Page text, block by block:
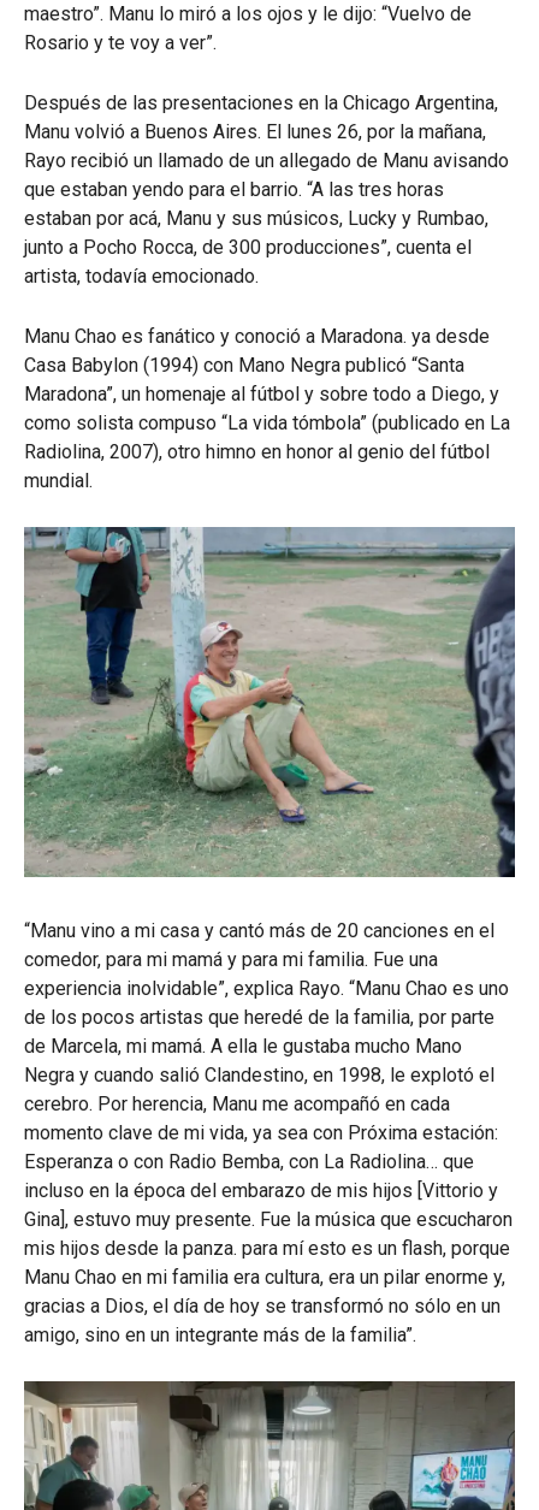
maestro”. Manu lo miró a los ojos y le dijo: “Vuelvo de
Rosario y te voy a ver”.
Después de las presentaciones en la Chicago Argentina,
Manu volvió a Buenos Aires. El lunes 26, por la mañana,
Rayo recibió un llamado de un allegado de Manu avisando
que estaban yendo para el barrio. “A las tres horas
estaban por acá, Manu y sus músicos, Lucky y Rumbao,
junto a Pocho Rocca, de 300 producciones”, cuenta el
artista, todavía emocionado.
Manu Chao es fanático y conoció a Maradona. ya desde
Casa Babylon (1994) con Mano Negra publicó “Santa
Maradona”, un homenaje al fútbol y sobre todo a Diego, y
como solista compuso “La vida tómbola” (publicado en La
Radiolina, 2007), otro himno en honor al genio del fútbol
mundial.
“Manu vino a mi casa y cantó más de 20 canciones en el
comedor, para mi mamá y para mi familia. Fue una
experiencia inolvidable”, explica Rayo. “Manu Chao es uno
de los pocos artistas que heredé de la familia, por parte
de Marcela, mi mamá. A ella le gustaba mucho Mano
Negra y cuando salió Clandestino, en 1998, le explotó el
cerebro. Por herencia, Manu me acompañó en cada
momento clave de mi vida, ya sea con Próxima estación:
Esperanza o con Radio Bemba, con La Radiolina… que
incluso en la época del embarazo de mis hijos [Vittorio y
Gina], estuvo muy presente. Fue la música que escucharon
mis hijos desde la panza. para mí esto es un flash, porque
Manu Chao en mi familia era cultura, era un pilar enorme y,
gracias a Dios, el día de hoy se transformó no sólo en un
amigo, sino en un integrante más de la familia”.